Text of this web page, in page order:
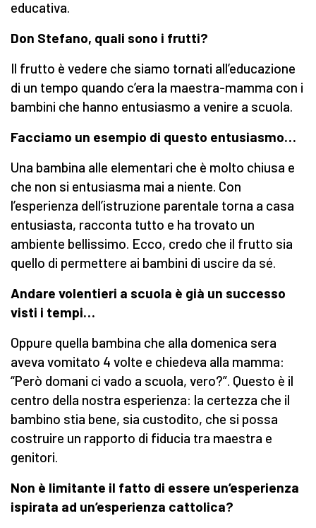
educativa.
Don Stefano, quali sono i frutti?
Il frutto è vedere che siamo tornati all’educazione
di un tempo quando c’era la maestra-mamma con i
bambini che hanno entusiasmo a venire a scuola.
Facciamo un esempio di questo entusiasmo…
Una bambina alle elementari che è molto chiusa e
che non si entusiasma mai a niente. Con
l’esperienza dell’istruzione parentale torna a casa
entusiasta, racconta tutto e ha trovato un
ambiente bellissimo. Ecco, credo che il frutto sia
quello di permettere ai bambini di uscire da sé.
Andare volentieri a scuola è già un successo
visti i tempi…
Oppure quella bambina che alla domenica sera
aveva vomitato 4 volte e chiedeva alla mamma:
“Però domani ci vado a scuola, vero?”. Questo è il
centro della nostra esperienza: la certezza che il
bambino stia bene, sia custodito, che si possa
costruire un rapporto di fiducia tra maestra e
genitori.
Non è limitante il fatto di essere un’esperienza
ispirata ad un’esperienza cattolica?